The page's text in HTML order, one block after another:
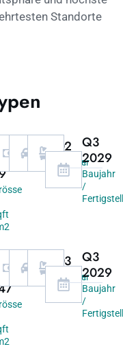
Standorte
Schlafzimmer
60/40
Zahlungsplan
1
Garage
2
Bäder
Q3
2029
Baujahr
/
Schlafzimmer
60/40
Zahlungsplan
1
Garage
3
Bäder
Q3
2029
Baujahr
/